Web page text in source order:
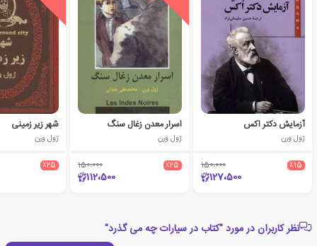
آزمایش دکتر اکس
ژول ورن
٪15 150،000
127،500
اسرار معدن زغال سنگ
ژول ورن
٪25 150،000
112،500
شهر زیر زمینی
ژول ورن
٪25
نظر کاربران در مورد "کتاب در سیارات چه می گذرد"